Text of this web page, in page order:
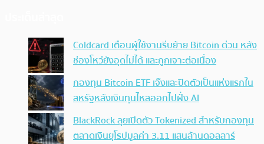
Coldcard เตือนผู้ใช้งานรีบย้าย Bitcoin ด่วน หลัง
ช่องโหว่ยังอุดไม่ได้ และถูกเจาะต่อเนื่อง
กองทุน Bitcoin ETF เจ๊งและปิดตัวเป็นแห่งแรกใน
สหรัฐหลังเงินทุนไหลออกไปฝั่ง AI
BlackRock ลุยเปิดตัว Tokenized สำหรับกองทุน
ตลาดเงินยุโรปมูลค่า 3.11 แสนล้านดอลลาร์